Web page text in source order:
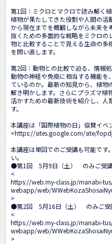
第1回：ミクロとマクロで読み解く
植物が果たしてきた役割や人間の活
から現在までを概観しながら未来を
抜くための多面的な戦略をミクロの
物と比較することで見える生命の
を問い直します。
第2回：動物との比較で迫る、情報
動物の神経や免疫に相当する機能を
ているのか。最新の知見から、植
解き明かします。さらにプラズマ植
活かすための最新技術を紹介し、人
す。
本講座は「国際植物の日」協賛イベ
<https://sites.google.com/site/
本講座は単回でのご受講も可能です
い。
●第1回　5月9日（土）　のみご受
<
https://web.my-class.jp/manabi-
webapp/web/
>
●第2回　5月16日（土）　のみご受
<
https://web.my-class.jp/manabi-
webapp/web/
>